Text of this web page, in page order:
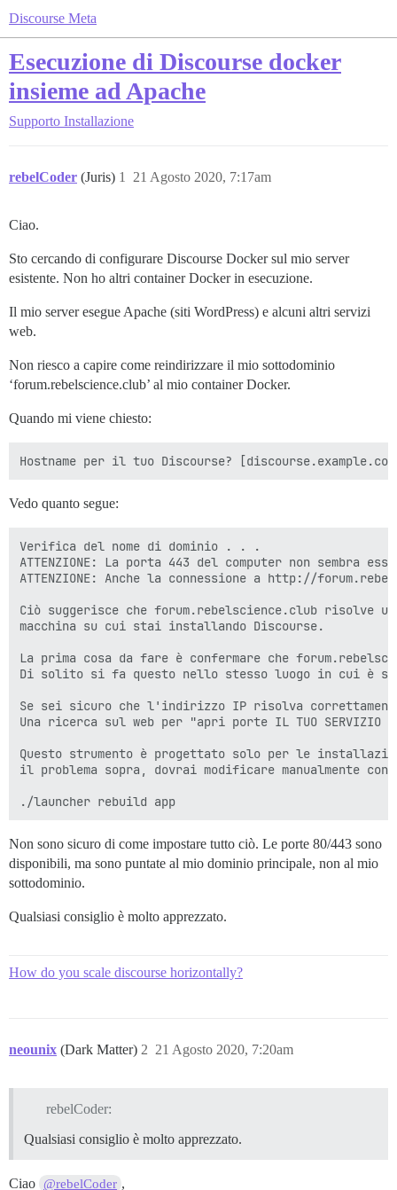
Discourse Meta
Esecuzione di Discourse docker
insieme ad Apache
Supporto Installazione
rebelCoder (Juris) 21 Agosto 2020, 7:17am
1
Ciao.
Sto cercando di configurare Discourse Docker sul mio server
esistente. Non ho altri container Docker in esecuzione.
Il mio server esegue Apache (siti WordPress) e alcuni altri servizi
web.
Non riesco a capire come reindirizzare il mio sottodominio
‘forum.rebelscience.club’ al mio container Docker.
Quando mi viene chiesto:
Vedo quanto segue:
Verifica del nome di dominio . . .
ATTENZIONE: La porta 443 del computer non
ATTENZIONE: Anche la connessione a http://
Ciò suggerisce che forum.rebelscience.club risolve
macchina su cui stai installando Discourse.
La prima cosa da fare è confermare che
Di solito si fa questo nello stesso luogo in cui è
Se sei sicuro che l'indirizzo IP risolva
Una ricerca sul web per "apri porte IL TUO SERVIZIO
Questo strumento è progettato solo per le
il problema sopra, dovrai modificare manualmente
Non sono sicuro di come impostare tutto ciò. Le porte 80/443 sono
disponibili, ma sono puntate al mio dominio principale, non al mio
sottodominio.
Qualsiasi consiglio è molto apprezzato.
How do you scale discourse horizontally?
neounix (Dark Matter) 21 Agosto 2020, 7:20am
2
rebelCoder:
Qualsiasi consiglio è molto apprezzato.
Ciao @rebelCoder ,